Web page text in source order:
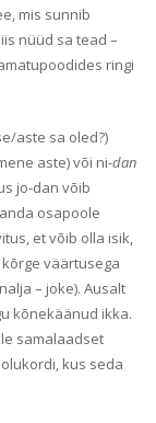
mis sunnib
nüüd sa tead –
ringi
aste sa oled?)
aste) või ni-dan
jo-dan võib
osapoole
et võib olla isik,
väärtusega
– joke). Ausalt
kõnekäänud ikka.
samalaadset
kus seda